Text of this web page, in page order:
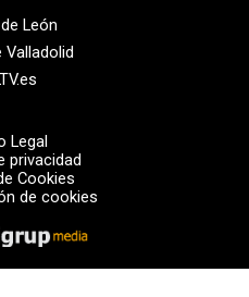
León
Valladolid
Legal
privacidad
Cookies
de cookies